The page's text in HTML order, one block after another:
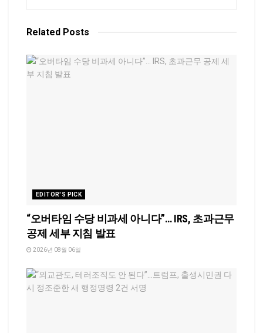
Related Posts
EDITOR'S PICK
“오버타임 수당 비과세 아니다”… IRS, 초과근무
공제 세부 지침 발표
2026년 08월 06일